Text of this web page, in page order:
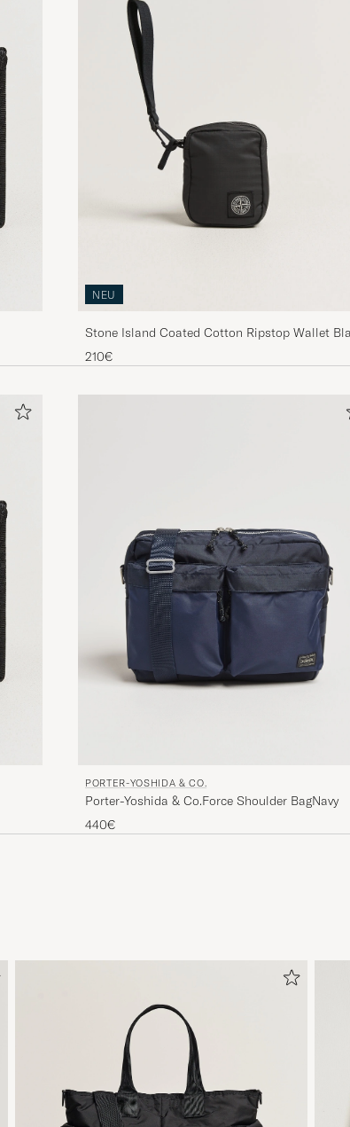
NEU
Stone Island Coated Cotton Ripstop Wallet
210€
PORTER-YOSHIDA & CO.
Porter-Yoshida & Co.Force Shoulder BagNavy
440€